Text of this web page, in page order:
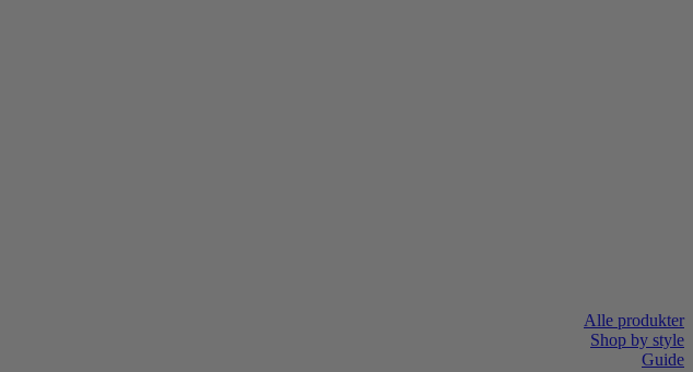
Alle produkter
Shop by style
Guide